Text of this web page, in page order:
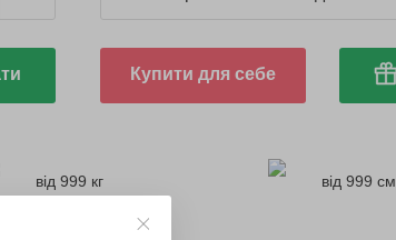
Купити для себе
від 999 кг від 999 см